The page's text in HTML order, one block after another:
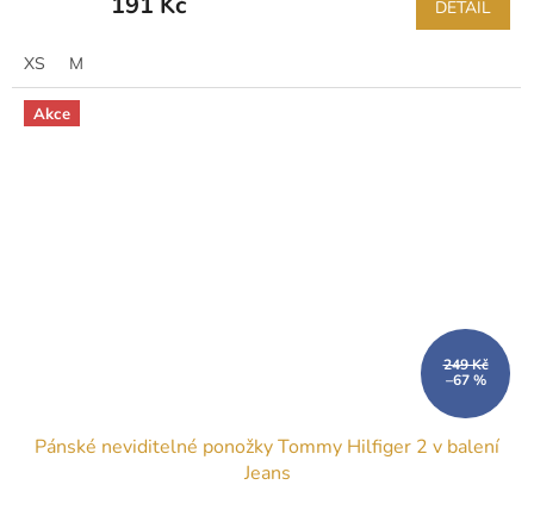
DETAIL
XS M
Akce
249 Kč
–67 %
Pánské neviditelné ponožky Tommy Hilfiger 2 v balení
Jeans